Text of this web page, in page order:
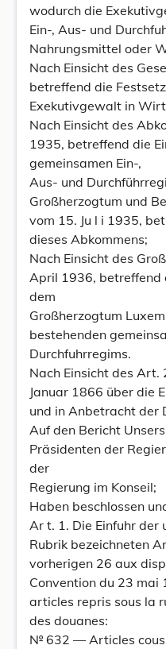
wodurch die
Ein-, Aus- und
Nahrungsmittel oder
Nach Einsicht des
betreffend die
Exekutivgewalt in
Nach Einsicht des
1935, betreffend die
gemeinsamen Ein-,
Aus- und
Großherzogtum und
vom 15. Ju l i 1935,
dieses Abkommens;
Nach Einsicht des
April 1936, betreffend
dem
Großherzogtum
bestehenden
Durchfuhrregims.
Nach Einsicht des Art.
Januar 1866 über die
und in Anbetracht der
Auf den Bericht
Präsidenten der
der
Regierung im Konseil;
Haben beschlossen
Ar t. 1. Die Einfuhr der
Rubrik bezeichneten
vorherigen 26 aux
Convention du 23
articles repris sous la
des douanes:
№ 632 — Articles